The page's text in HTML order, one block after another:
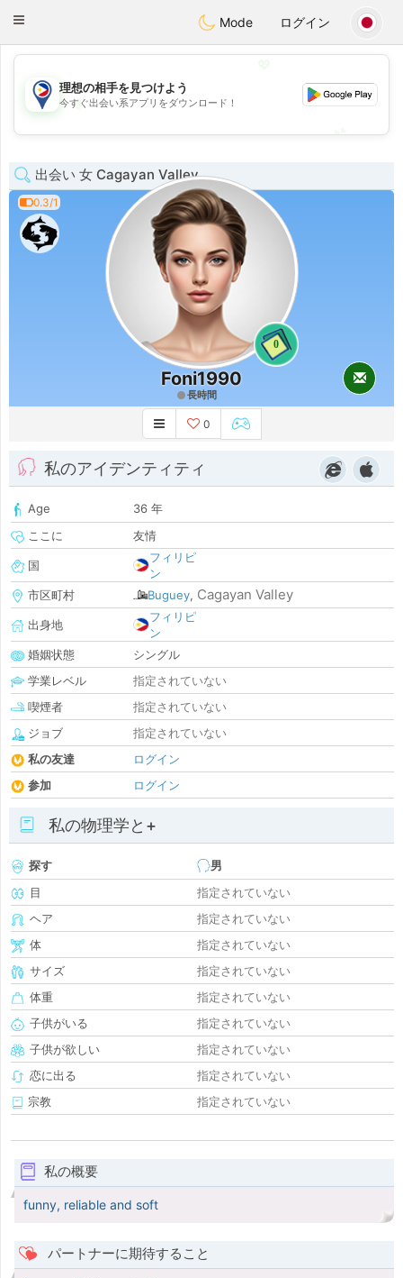
PhilippinesChat
Toggle
Mode ログイン
💖
理想の相手を見つけよう
今すぐ出会い系アプリをダウンロード！
出会い 女 Cagayan Valley
0.3/1
0
Foni1990
長時間
0
私のアイデンティティ
Age
36 年
ここに
友情
国
フィリピ
ン
市区町村
Buguey, Cagayan Valley
出身地
フィリピ
ン
婚姻状態
シングル
学業レベル
指定されていない
喫煙者
指定されていない
ジョブ
指定されていない
私の友達
ログイン
参加
ログイン
私の物理学と+
探す
男
目
指定されていない
ヘア
指定されていない
体
指定されていない
サイズ
指定されていない
体重
指定されていない
子供がいる
指定されていない
子供が欲しい
指定されていない
恋に出る
指定されていない
宗教
指定されていない
私の概要
funny, reliable and soft
パートナーに期待すること